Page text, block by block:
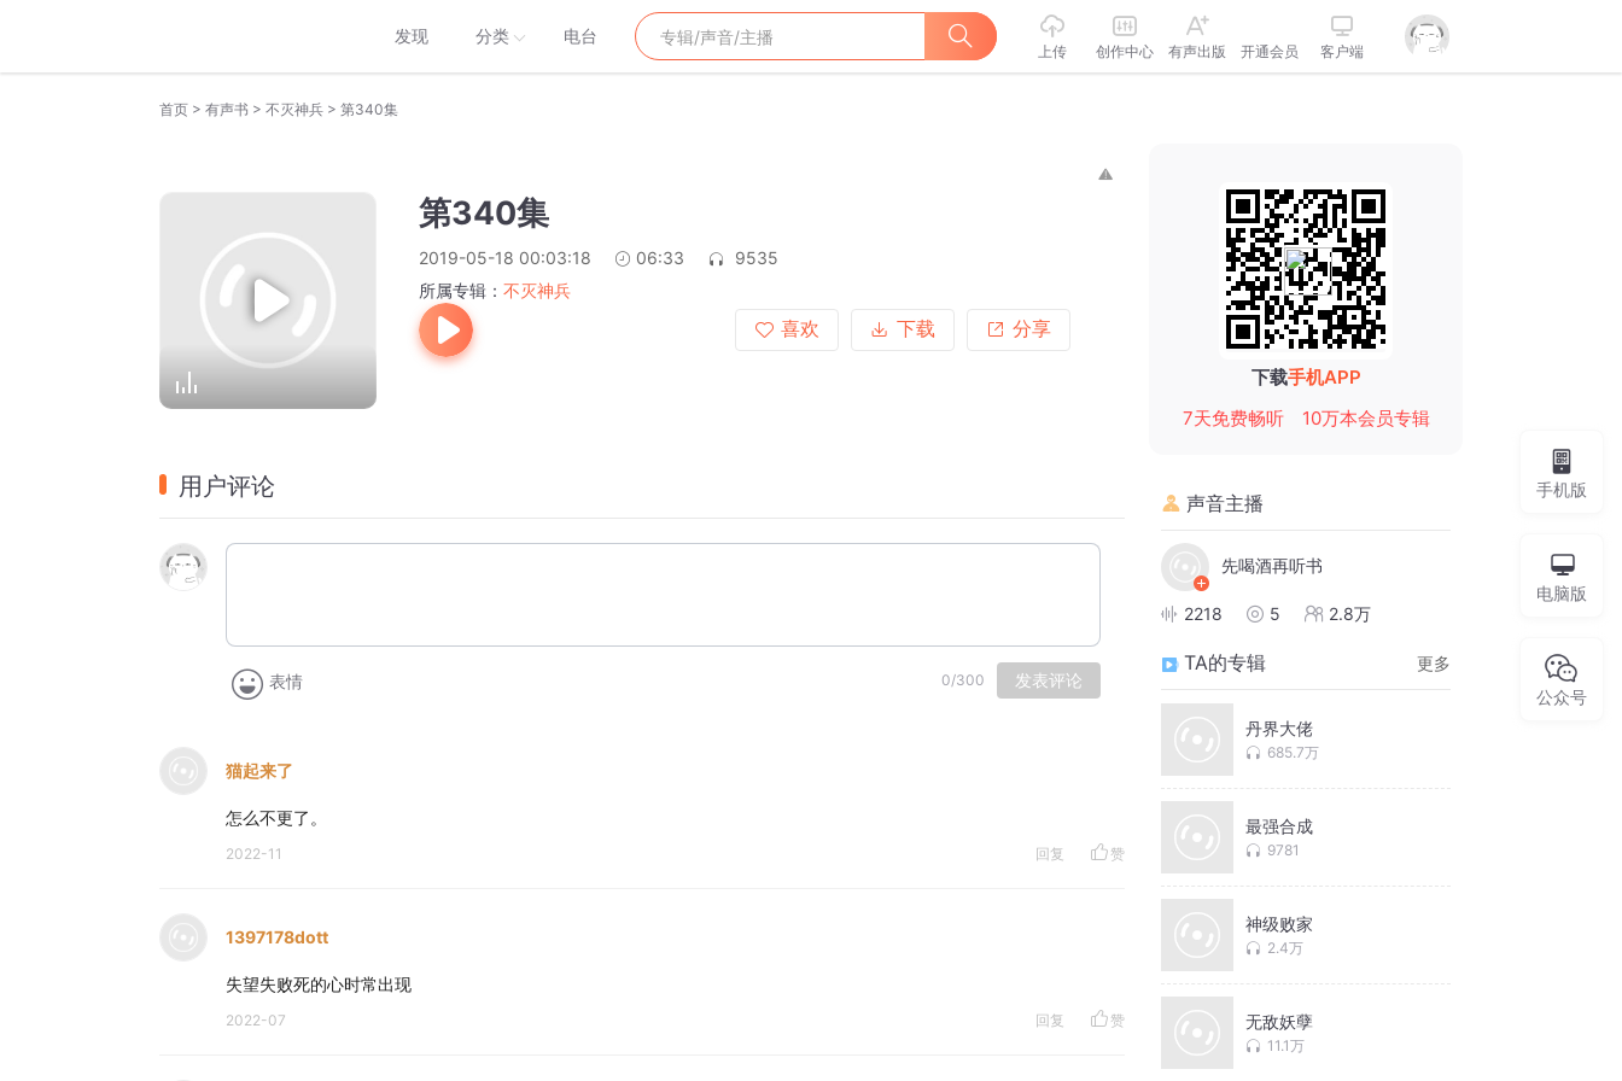
发现 分类 电台
上传 创作中心 有声出版 开通会员 客户端
首页 > 有声书 > 不灭神兵 > 第340集
第340集
2019-05-18 00:03:18 06:33
9535
所属专辑： 不灭神兵
喜欢
下载 分享
用户评论
表情 0/300 发表评论
猫起来了
怎么不更了。
2022-11 回复 赞
1397178dott
失望失败死的心时常出现
2022-07 回复 赞
下载手机APP
7天免费畅听
10万本会员专辑
声音主播
先喝酒再听书
2218 5 2.8万
TA的专辑 更多
丹界大佬
685.7万
最强合成
9781
神级败家
2.4万
无敌妖孽
11.1万
手机版
电脑版
公众号